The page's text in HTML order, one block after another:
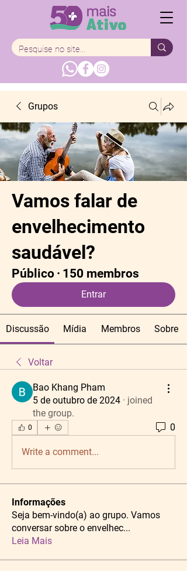
Grupos
Vamos falar de
envelhecimento
saudável?
Público · 150 membros
Entrar
Discussão Mídia Membros Sobre
Voltar
Bao Khang Pham
5 de outubro de 2024 · joined
the group.
0 0
Write a comment...
Informações
Seja bem-vindo(a) ao grupo. Vamos
conversar sobre o envelhec...
Leia Mais